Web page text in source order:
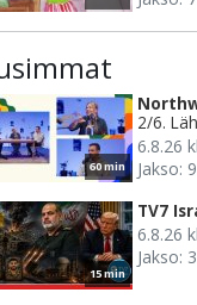
60 min
2/6.
6.8.26
Jakso: 9
15 min
TV7
6.8.26
Jakso: